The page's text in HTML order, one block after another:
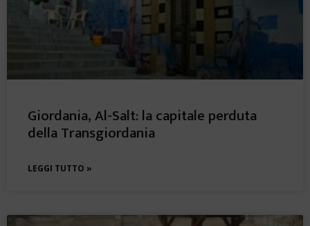
Giordania, Al-Salt: la capitale perduta
della Transgiordania
LEGGI TUTTO »